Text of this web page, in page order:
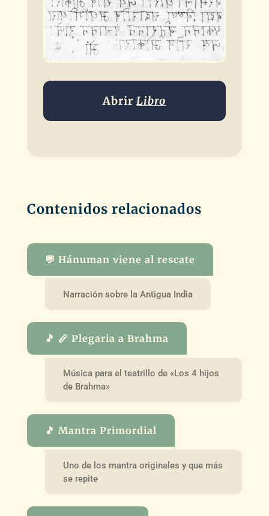
AbrirLibro
Contenidos relacionados
💬 Hánuman viene al rescate
Narración sobre la Antigua India
🎵 🪈 Plegaria a Brahma
Música para el teatrillo de «Los 4 hijos
de Brahma»
🎵 Mantra Primordial
Uno de los mantra originales y que más
se repite